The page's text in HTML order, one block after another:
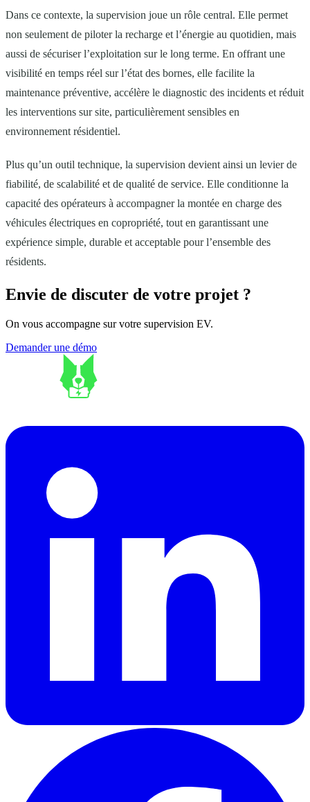
Dans ce contexte, la supervision joue un rôle central. Elle permet
non seulement de piloter la recharge et l’énergie au quotidien, mais
aussi de sécuriser l’exploitation sur le long terme. En offrant une
visibilité en temps réel sur l’état des bornes, elle facilite la
maintenance préventive, accélère le diagnostic des incidents et réduit
les interventions sur site, particulièrement sensibles en
environnement résidentiel.
Plus qu’un outil technique, la supervision devient ainsi un levier de
fiabilité, de scalabilité et de qualité de service. Elle conditionne la
capacité des opérateurs à accompagner la montée en charge des
véhicules électriques en copropriété, tout en garantissant une
expérience simple, durable et acceptable pour l’ensemble des
résidents.
Envie de discuter de votre projet ?
On vous accompagne sur votre supervision EV.
Demander une démo